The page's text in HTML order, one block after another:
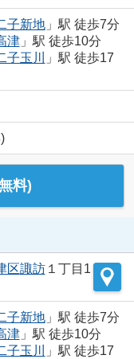
子新地」駅 徒歩7分
津」駅 徒歩10分
子玉川
」駅 徒歩17
料)
区諏訪１丁目1
子新地」駅 徒歩7分
津」駅 徒歩10分
子玉川
」駅 徒歩17